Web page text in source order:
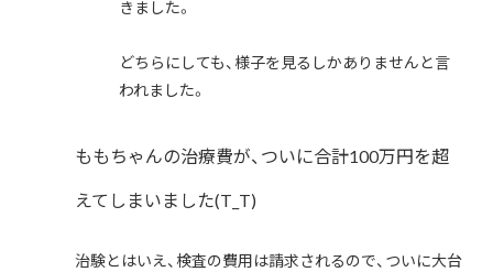
きました。
どちらにしても、様子を見るしかありませんと言
われました。
ももちゃんの治療費が、ついに合計100万円を超
えてしまいました(T_T)
治験とはいえ、検査の費用は請求されるので、ついに大台